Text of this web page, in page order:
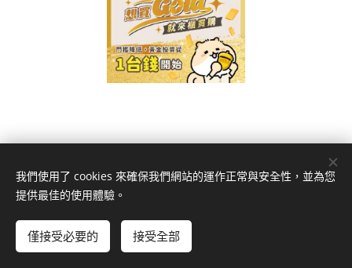
南投縣草屯鎮草溪路1020號
049-2353266(草屯總公司)、
© 日茂證券股份有限公司
我們使用了 cookies 來確保我們網站的運作正常與安全性，並為您
提供最佳的使用體驗。
僅接受必要的 接受全部